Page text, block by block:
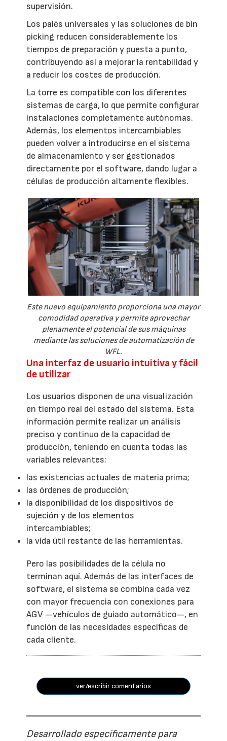
supervisión.
Los palés universales y las soluciones de bin
picking reducen considerablemente los
tiempos de preparación y puesta a punto,
contribuyendo así a mejorar la rentabilidad y
a reducir los costes de producción.
La torre es compatible con los diferentes
sistemas de carga, lo que permite configurar
instalaciones completamente autónomas.
Además, los elementos intercambiables
pueden volver a introducirse en el sistema
de almacenamiento y ser gestionados
directamente por el software, dando lugar a
células de producción altamente flexibles.
Este nuevo equipamiento proporciona una mayor
comodidad operativa y permite aprovechar
plenamente el potencial de sus máquinas
mediante las soluciones de automatización de
WFL.
Una interfaz de usuario intuitiva y fácil
de utilizar
Los usuarios disponen de una visualización
en tiempo real del estado del sistema. Esta
información permite realizar un análisis
preciso y continuo de la capacidad de
producción, teniendo en cuenta todas las
variables relevantes:
las existencias actuales de materia prima;
las órdenes de producción;
la disponibilidad de los dispositivos de
sujeción y de los elementos
intercambiables;
la vida útil restante de las herramientas.
Pero las posibilidades de la célula no
terminan aquí. Además de las interfaces de
software, el sistema se combina cada vez
con mayor frecuencia con conexiones para
AGV —vehículos de guiado automático—, en
función de las necesidades específicas de
cada cliente.
ver/escribir comentarios
Desarrollado específicamente para